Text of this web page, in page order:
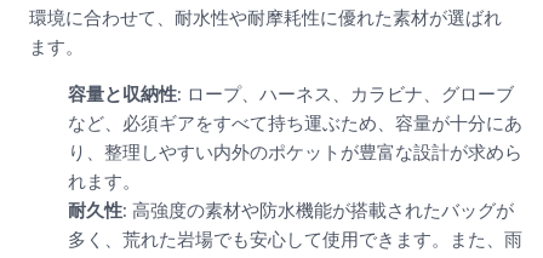
環境に合わせて、耐水性や耐摩耗性に優れた素材が選ばれ
ます。
容量と収納性: ロープ、ハーネス、カラビナ、グローブ
など、必須ギアをすべて持ち運ぶため、容量が十分にあ
り、整理しやすい内外のポケットが豊富な設計が求めら
れます。
耐久性: 高強度の素材や防水機能が搭載されたバッグが
多く、荒れた岩場でも安心して使用できます。また、雨